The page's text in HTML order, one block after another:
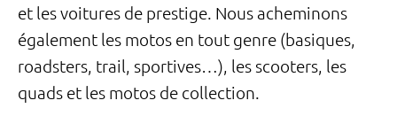
et les voitures de prestige. Nous acheminons
également les motos en tout genre (basiques,
roadsters, trail, sportives…), les scooters, les
quads et les motos de collection.